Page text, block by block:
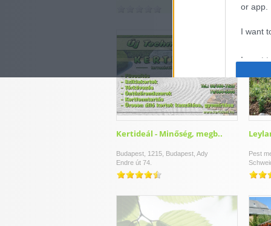
or app.
I want
I want
Kertideál - Minőség, megb..
Budapest, 1215, Budapest, Ady
Endre út 74.
Pest